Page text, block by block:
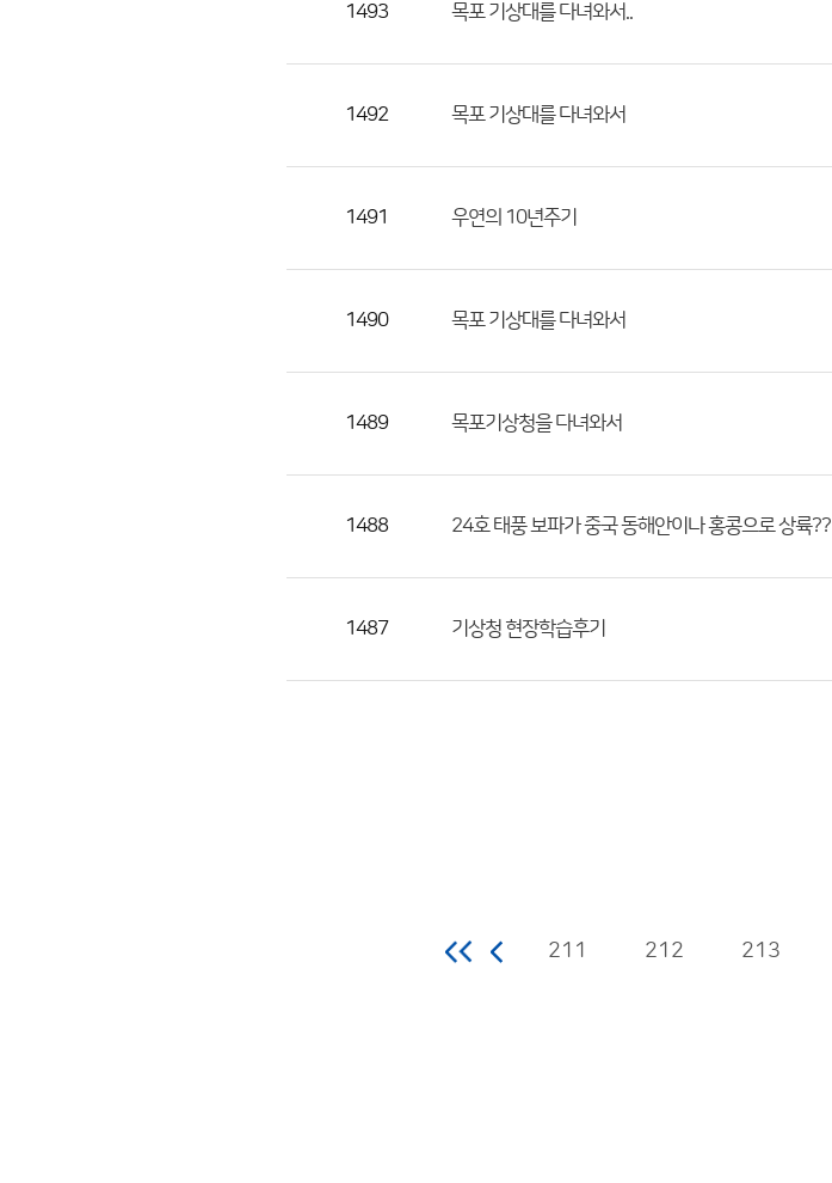
다.
1493 목포 기상대를 다녀와서..
1492 목포 기상대를 다녀와서
1491 우연의 10년주기
1490 목포 기상대를 다녀와서
1489 목포기상청을 다녀와서
1488 24호 태풍 보파가 중국 동해안이나 홍콩으로 상륙??
1487 기상청 현장학습후기
211 212 213